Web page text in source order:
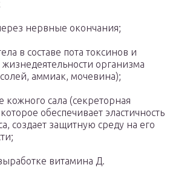
нервные окончания;
в составе пота токсинов и
жизнедеятельности организма
аммиак, мочевина);
кожного сала (секреторная
обеспечивает эластичность
создает защитную среду на его
витамина Д.